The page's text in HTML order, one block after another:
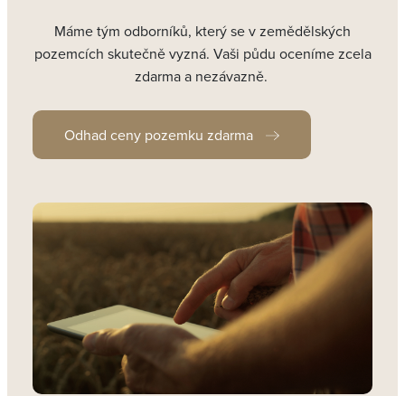
Máme tým odborníků, který se v zemědělských
pozemcích skutečně vyzná. Vaši půdu oceníme zcela
zdarma a nezávazně.
Odhad ceny pozemku zdarma